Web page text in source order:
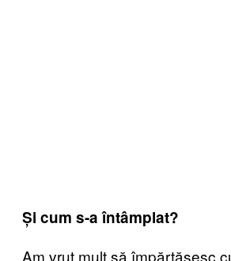
Și cum s-a întâmplat?
Am vrut mult să împărtășesc